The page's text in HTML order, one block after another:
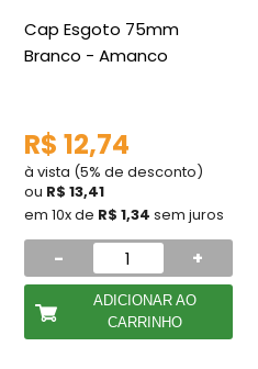
Cap Esgoto 75mm
Branco - Amanco
R$ 12,74
à vista (5% de desconto)
ou R$ 13,41
em 10x de R$ 1,34 sem juros
- +
ADICIONAR AO
CARRINHO